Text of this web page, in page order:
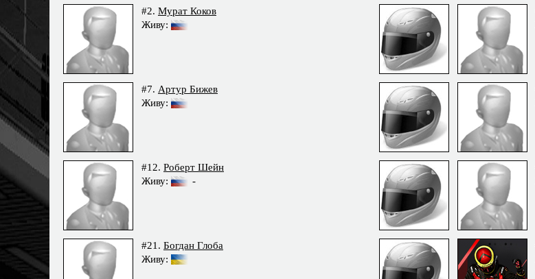
#2. Мурат Коков
Живу:
#7. Артур Бижев
Живу:
#12. Роберт Шейн
Живу:
-
#21. Богдан Глоба
Живу: